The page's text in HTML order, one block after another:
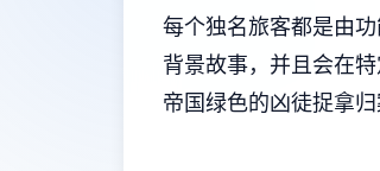
每个独名旅客都是由
背景故事，并且会在
帝国绿色的凶徒捉拿